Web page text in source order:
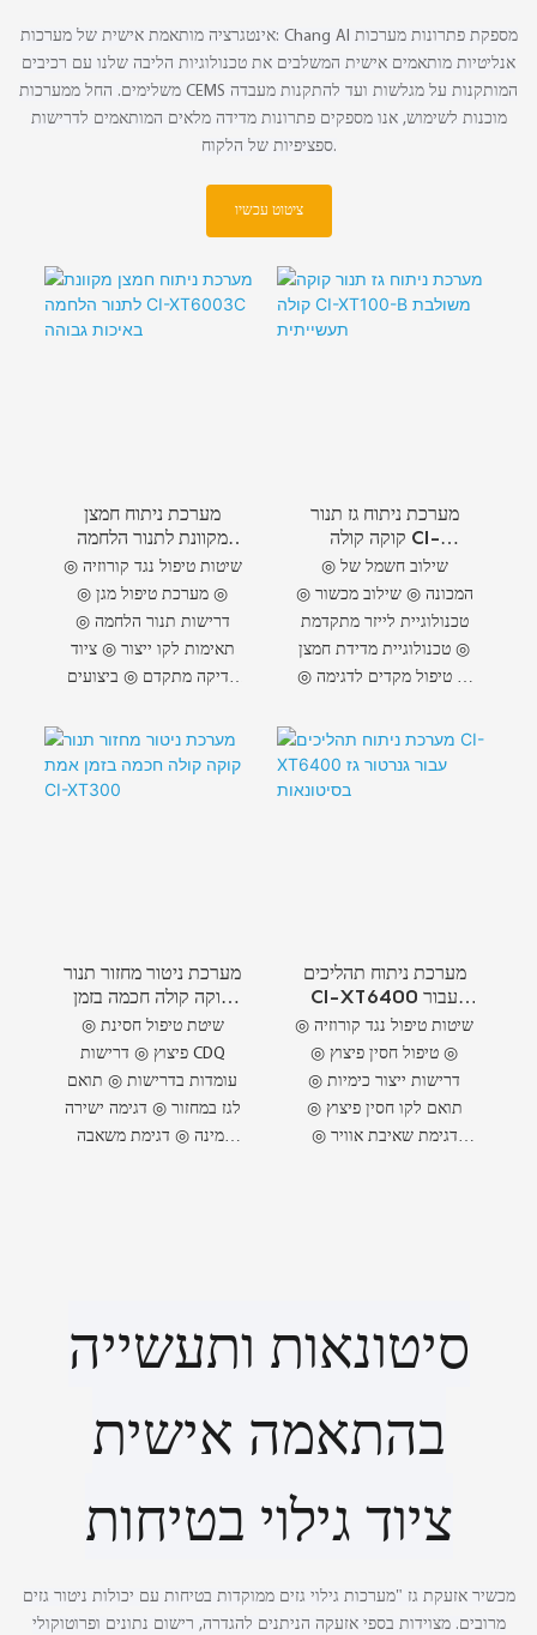
אינטגרציה מותאמת אישית של מערכות: Chang AI מספקת פתרונות מערכות
אנליטיות מותאמים אישית המשלבים את טכנולוגיות הליבה שלנו עם רכיבים
משלימים. החל ממערכות CEMS המותקנות על מגלשות ועד להתקנות מעבדה
מוכנות לשימוש, אנו מספקים פתרונות מדידה מלאים המותאמים לדרישות
ספציפיות של הלקוח.
ציטוט עכשיו
מערכת ניתוח חמצן
מקוונת לתנור הלחמה
CI-XT6003C באיכות
גבוהה
◎ שיטות טיפול נגד קורוזיה
◎ מערכת טיפול מגן ◎
דרישות תנור הלחמה ◎
תאימות לקו ייצור ◎ ציוד
בדיקה מתקדם ◎ ביצועים
עקבית מובטחת
מערכת ניתוח גז תנור
קוקה קולה CI-
XT100-B משולבת
תעשייתית
◎ שילוב חשמל של
המכונה ◎ שילוב מכשור ◎
טכנולוגיית לייזר מתקדמת
◎ טכנולוגיית מדידת חמצן
◎ טיפול מקדים לדגימה ◎
בינלאומיות ◎ טיהור מלא
של הציוד
מערכת ניטור מחזור תנור
קוקה קולה חכמה בזמן
אמת CI-XT300
◎ שיטת טיפול חסינת
פיצוץ ◎ דרישות CDQ
עומדות בדרישות ◎ תואם
לגז במחזור ◎ דגימה ישירה
זמינה ◎ דגימת משאבה
מערכת ניתוח תהליכים
CI-XT6400 עבור
גנרטור גז בסיטונאות◎ שיטות טיפול נגד קורוזיה
◎ טיפול חסין פיצוץ ◎
דרישות ייצור כימיות ◎
תואם לקו חסין פיצוץ ◎
דגימת שאיבת אוויר ◎
סיטונאות ותעשייה
בהתאמה אישית
ציוד גילוי בטיחות
מכשיר אזעקת גז "מערכות גילוי גזים ממוקדות בטיחות עם יכולות ניטור גזים
מרובים. מצוידות בספי אזעקה הניתנים להגדרה, רישום נתונים ופרוטוקולי